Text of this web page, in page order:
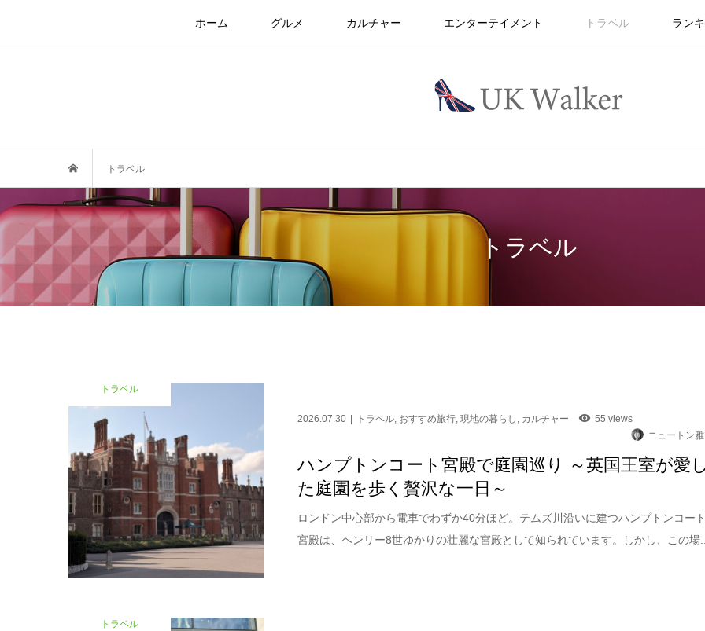
ホーム グルメ カルチャー エンターテイメント トラベル ラン
トラベル
トラベル
トラベル
2026.07.30 トラベル おすすめ旅行 ,現地の暮らし カルチャー
55 views
ニュートン
ハンプトンコート宮殿で庭園巡り ～英国王室が愛し
た庭園を歩く贅沢な一日～
ロンドン中心部から電車でわずか40分ほど。テムズ川沿いに建つハンプトンコート
宮殿は、ヘンリー8世ゆかりの壮麗な宮殿として知られています。しかし、この場...
トラベル